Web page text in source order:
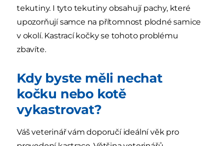
tekutiny. I tyto tekutiny obsahují pachy, které
upozorňují samce na přítomnost plodné samice
v okolí. Kastrací kočky se tohoto problému
zbavíte.
Kdy byste měli nechat
kočku nebo kotě
vykastrovat?
Váš veterinář vám doporučí ideální věk pro